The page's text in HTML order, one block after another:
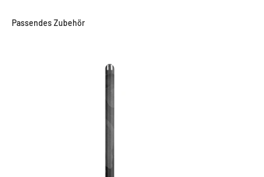
Passendes Zubehör